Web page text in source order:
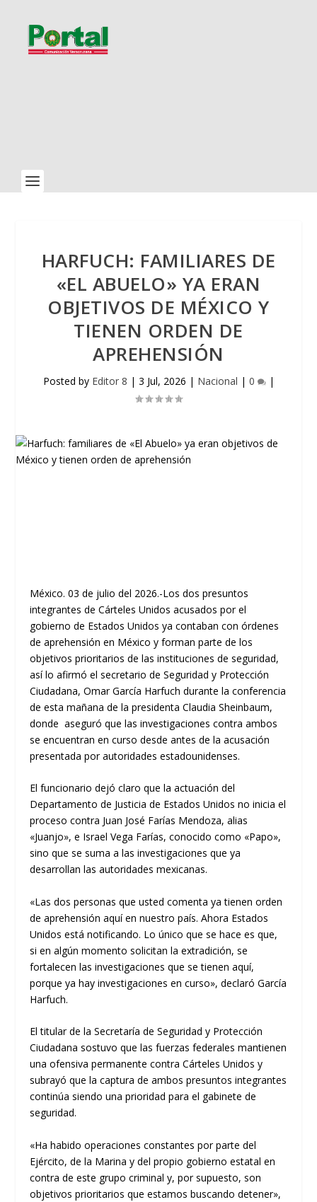
HARFUCH: FAMILIARES DE
«EL ABUELO» YA ERAN
OBJETIVOS DE MÉXICO Y
TIENEN ORDEN DE
APREHENSIÓN
Posted by Editor 8 | 3 Jul, 2026 | Nacional | 0 |
México. 03 de julio del 2026.-Los dos presuntos
integrantes de Cárteles Unidos acusados por el
gobierno de Estados Unidos ya contaban con órdenes
de aprehensión en México y forman parte de los
objetivos prioritarios de las instituciones de seguridad,
así lo afirmó el secretario de Seguridad y Protección
Ciudadana, Omar García Harfuch durante la conferencia
de esta mañana de la presidenta Claudia Sheinbaum,
donde aseguró que las investigaciones contra ambos
se encuentran en curso desde antes de la acusación
presentada por autoridades estadounidenses.
El funcionario dejó claro que la actuación del
Departamento de Justicia de Estados Unidos no inicia el
proceso contra Juan José Farías Mendoza, alias
«Juanjo», e Israel Vega Farías, conocido como «Papo»,
sino que se suma a las investigaciones que ya
desarrollan las autoridades mexicanas.
«Las dos personas que usted comenta ya tienen orden
de aprehensión aquí en nuestro país. Ahora Estados
Unidos está notificando. Lo único que se hace es que,
si en algún momento solicitan la extradición, se
fortalecen las investigaciones que se tienen aquí,
porque ya hay investigaciones en curso», declaró García
Harfuch.
El titular de la Secretaría de Seguridad y Protección
Ciudadana sostuvo que las fuerzas federales mantienen
una ofensiva permanente contra Cárteles Unidos y
subrayó que la captura de ambos presuntos integrantes
continúa siendo una prioridad para el gabinete de
seguridad.
«Ha habido operaciones constantes por parte del
Ejército, de la Marina y del propio gobierno estatal en
contra de este grupo criminal y, por supuesto, son
objetivos prioritarios que estamos buscando detener»,